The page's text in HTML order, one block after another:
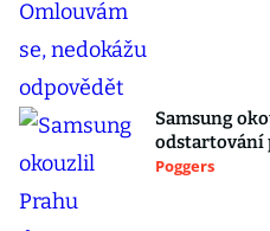
Samsung
odstartování
Poggers